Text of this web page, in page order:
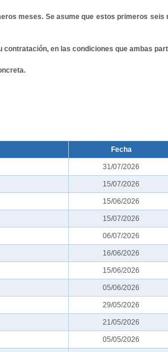
meses. Se asume que estos primeros
en las condiciones que ambas
Fecha
31/07/2026
15/07/2026
15/06/2026
15/07/2026
06/07/2026
16/06/2026
15/06/2026
05/06/2026
29/05/2026
21/05/2026
05/05/2026